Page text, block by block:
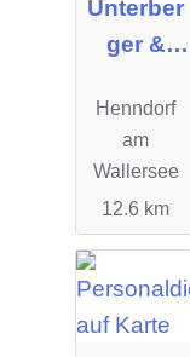
Unterber
ger &
GmbH,
Executiv
Henndorf
am
Wallersee
12.6 km